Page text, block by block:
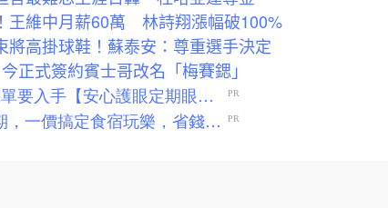
王維中月薪60萬 林詩翔漲幅破100%
高掛球鞋！蘇泰安：尊重選手決定
正式簽約賓士哥改名「梅賽鍶」